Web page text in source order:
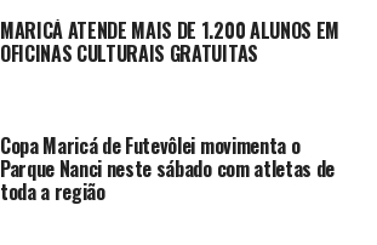
MARICÁ ATENDE MAIS DE 1.200 ALUNOS EM
OFICINAS CULTURAIS GRATUITAS
Copa Maricá de Futevôlei movimenta o
Parque Nanci neste sábado com atletas de
toda a região